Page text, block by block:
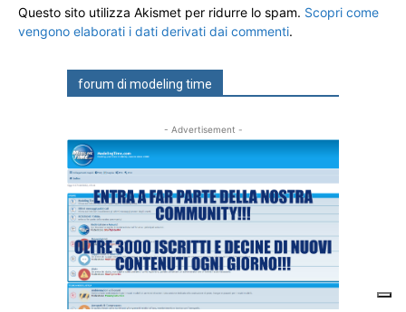
Questo sito utilizza Akismet per ridurre lo spam. Scopri come
vengono elaborati i dati derivati dai commenti.
forum di modeling time
- Advertisement -